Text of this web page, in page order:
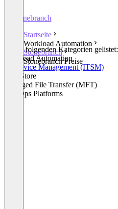
Stonebranch
Startseite
Workload Automation
Stonebranch
Stonebranch Preise
In den folgenden Kategorien gelistet:
Workload Automation
IT Service Management (ITSM)
SAP Store
Managed File Transfer (MFT)
DataOps Platforms